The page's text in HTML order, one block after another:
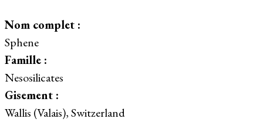
Nom complet :
Sphene
Famille :
Nesosilicates
Gisement :
Wallis (Valais), Switzerland